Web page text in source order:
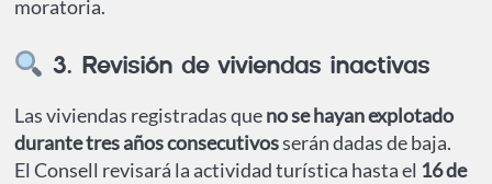
moratoria.
3. Revisión de viviendas inactivas
Las viviendas registradas queno se hayan explotado
durante tres años consecutivosserán dadas de baja.
El Consell revisará la actividad turística hasta el 16 de